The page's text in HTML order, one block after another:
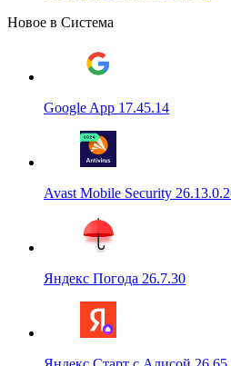
Новое в Система
Google App 17.45.14
Avast Mobile Security
Яндекс Погода 26.7.30